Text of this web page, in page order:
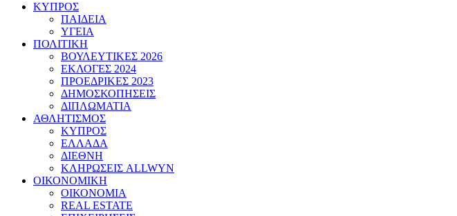
ΚΥΠΡΟΣ
ΠΑΙΔΕΙΑ
ΥΓΕΙΑ
ΠΟΛΙΤΙΚΗ
ΒΟΥΛΕΥΤΙΚΕΣ 2026
ΕΚΛΟΓΕΣ 2024
ΠΡΟΕΔΡΙΚΕΣ 2023
ΔΗΜΟΣΚΟΠΗΣΕΙΣ
ΔΙΠΛΩΜΑΤΙΑ
ΑΘΛΗΤΙΣΜΟΣ
ΚΥΠΡΟΣ
ΕΛΛΑΔΑ
ΔΙΕΘΝΗ
ΚΛΗΡΩΣΕΙΣ ALLWYN
ΟΙΚΟΝΟΜΙΚΗ
ΟΙΚΟΝΟΜΙΑ
REAL ESTATE